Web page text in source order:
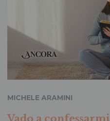
MICHELE ARAMINI
Vado a confessarmi